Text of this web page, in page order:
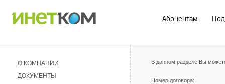
Абонентам
О КОМПАНИИ
ДОКУМЕНТЫ
В данном разделе Вы
Номер договора: